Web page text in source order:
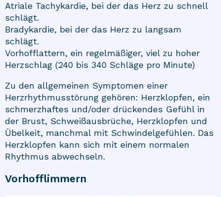
Atriale Tachykardie, bei der das Herz zu schnell
schlägt.
Bradykardie, bei der das Herz zu langsam
schlägt.
Vorhofflattern, ein regelmäßiger, viel zu hoher
Herzschlag (240 bis 340 Schläge pro Minute)
Zu den allgemeinen Symptomen einer
Herzrhythmusstörung gehören: Herzklopfen, ein
schmerzhaftes und/oder drückendes Gefühl in
der Brust, Schweißausbrüche, Herzklopfen und
Übelkeit, manchmal mit Schwindelgefühlen. Das
Herzklopfen kann sich mit einem normalen
Rhythmus abwechseln.
Vorhofflimmern